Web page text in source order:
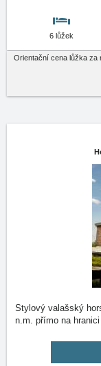
6 lůžek
Orientační cena lůžka za
Stylový valašský
n.m. přímo na